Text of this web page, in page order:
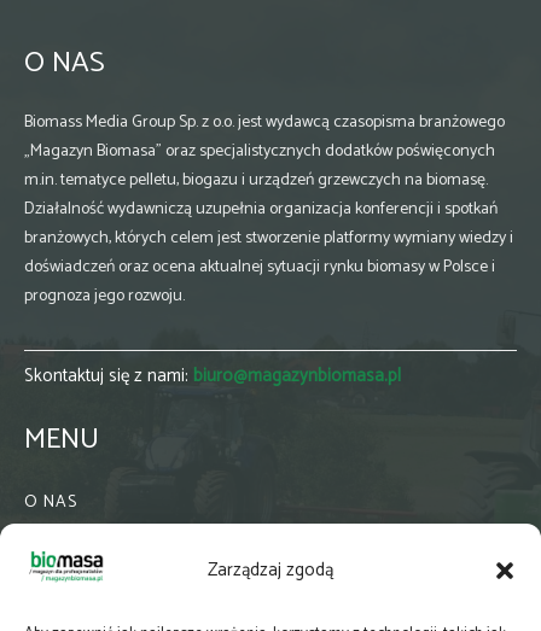
Zarządzaj zgodą
O NAS
Biomass Media Group Sp. z o.o. jest wydawcą czasopisma branżowego
„Magazyn Biomasa” oraz specjalistycznych dodatków poświęconych
m.in. tematyce pelletu, biogazu i urządzeń grzewczych na biomasę.
Działalność wydawniczą uzupełnia organizacja konferencji i spotkań
branżowych, których celem jest stworzenie platformy wymiany wiedzy i
doświadczeń oraz ocena aktualnej sytuacji rynku biomasy w Polsce i
prognoza jego rozwoju.
Skontaktuj się z nami: biuro@magazynbiomasa.pl
MENU
O NAS
WSPÓŁPRACA